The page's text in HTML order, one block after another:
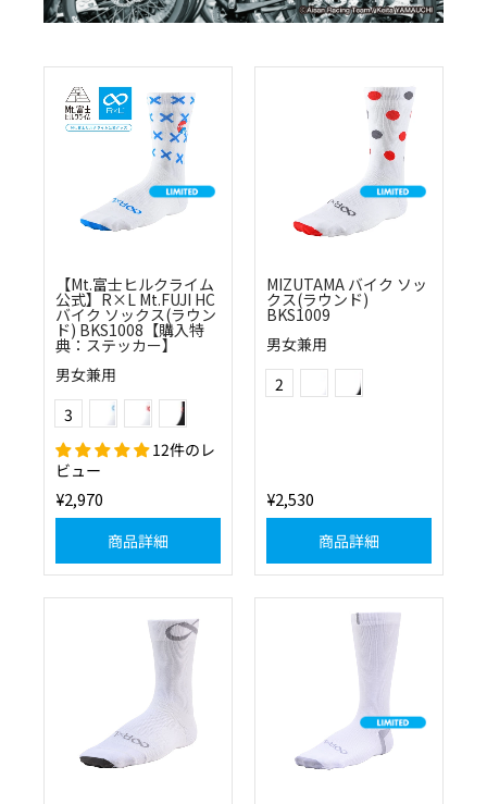
【Mt.富士ヒルクライム
公式】R×L Mt.FUJI HC
バイク ソックス(ラウン
ド) BKS1008【購入特
典：ステッカー】
男女兼用
Color
3
(1030)ブラック×レッド
12件のレ
ビュー
¥2,970
商品詳細
MIZUTAMA バイク ソッ
クス(ラウンド)
BKS1009
男女兼用
Color
2
¥2,530
商品詳細